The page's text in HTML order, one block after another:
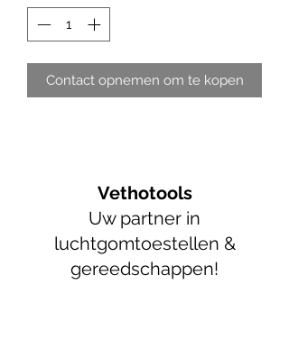
Contact opnemen om te kopen
Vethotools
Uw partner in
luchtgomtoestellen &
gereedschappen!